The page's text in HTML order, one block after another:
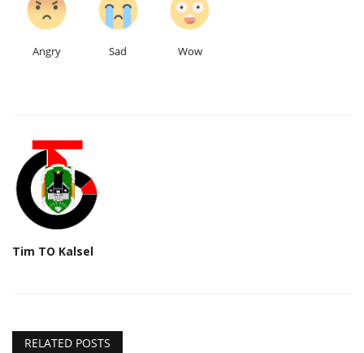
Angry Sad Wow
Tim TO Kalsel
RELATED POSTS